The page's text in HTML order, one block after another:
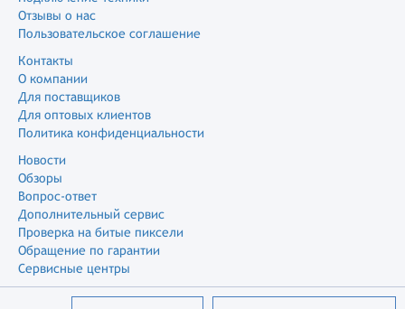
Отзывы о нас
Пользовательское соглашение
Контакты
О компании
Для поставщиков
Для оптовых клиентов
Политика конфиденциальности
Новости
Обзоры
Вопрос-ответ
Дополнительный сервис
Проверка на битые пиксели
Обращение по гарантии
Сервисные центры